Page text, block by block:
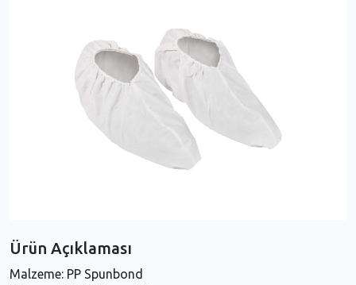
Ürün Açıklaması
Malzeme: PP Spunbond